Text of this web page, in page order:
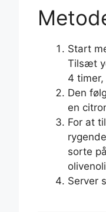
Start
Tilsæt
4
Den
en
For at
sorte
Server